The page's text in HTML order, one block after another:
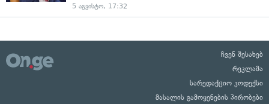
5 აგვისტო, 17:32
ჩვენ შესახებ
რეკლამა
სარედაქციო კოდექსი
მასალის გამოყენების პირობები